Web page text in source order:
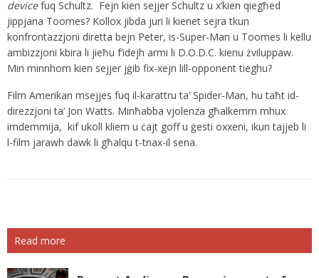
devicefuq Schultz. Fejn kien sejjer Schultz u x’kien qiegħed
jippjana Toomes? Kollox jibda juri li kienet sejra tkun
konfrontazzjoni diretta bejn Peter, is-Super-Man u Toomes li kellu
ambizzjoni kbira li jieħu f’idejh armi li D.O.D.C. kienu żviluppaw.
Min minnhom kien sejjer jġib fix-xejn lill-opponent tieghu?
Film Amerikan msejjes fuq il-karattru ta’ Spider-Man, hu taħt id-
direzzjoni ta’ Jon Watts. Minħabba vjolenza għalkemm mhux
imdemmija, kif ukoll kliem u ċajt goff u ġesti oxxeni, ikun tajjeb li
l-film jarawh dawk li għalqu t-tnax-il sena.
Read more